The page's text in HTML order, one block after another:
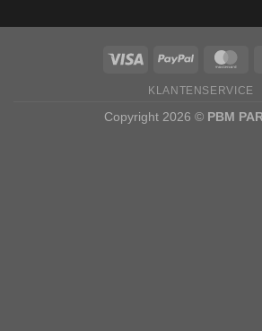
KLANTENSERVICE
Copyright 2026 © PBM